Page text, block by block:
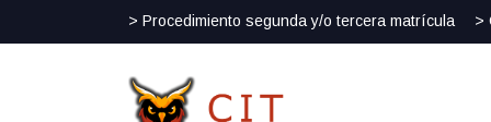
> Procedimiento segunda y/o tercera matrícula >